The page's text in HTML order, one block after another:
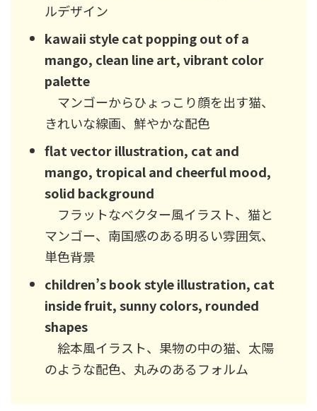
ルデザイン
kawaii style cat popping out of a
mango, clean line art, vibrant color
palette
マンゴーからひょっこり顔を出す猫、
きれいな線画、鮮やかな配色
flat vector illustration, cat and
mango, tropical and cheerful mood,
solid background
フラットなベクター風イラスト、猫と
マンゴー、南国感のある明るい雰囲気、
単色背景
children’s book style illustration, cat
inside fruit, sunny colors, rounded
shapes
絵本風イラスト、果物の中の猫、太陽
のような配色、丸みのあるフォルム